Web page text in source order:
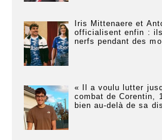
Iris Mittenaere et
officialisent enfin :
nerfs pendant des
« Il a voulu lutter
combat de Corentin,
bien au-delà de sa